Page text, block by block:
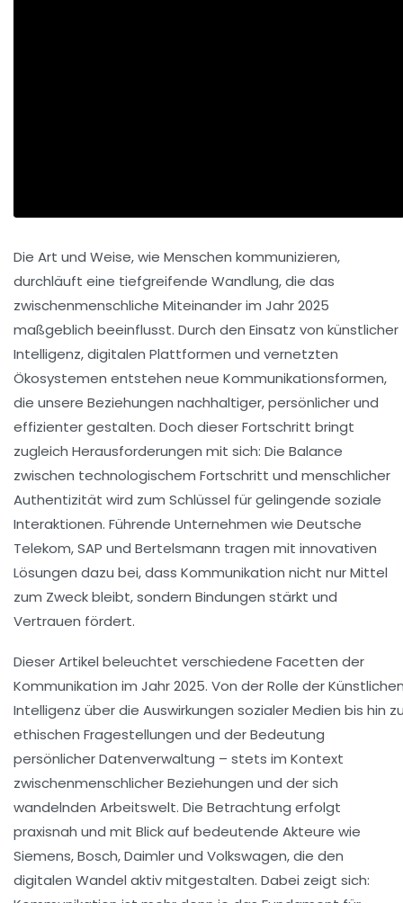
Die Art und Weise, wie Menschen kommunizieren,
durchläuft eine tiefgreifende Wandlung, die das
zwischenmenschliche Miteinander im Jahr 2025
maßgeblich beeinflusst. Durch den Einsatz von künstlicher
Intelligenz, digitalen Plattformen und vernetzten
Ökosystemen entstehen neue Kommunikationsformen,
die unsere Beziehungen nachhaltiger, persönlicher und
effizienter gestalten. Doch dieser Fortschritt bringt
zugleich Herausforderungen mit sich: Die Balance
zwischen technologischem Fortschritt und menschlicher
Authentizität wird zum Schlüssel für gelingende soziale
Interaktionen. Führende Unternehmen wie Deutsche
Telekom,SAP und Bertelsmann tragen mit innovativen
Lösungen dazu bei, dass Kommunikation nicht nur Mittel
zum Zweck bleibt, sondern Bindungen stärkt und
Vertrauen fördert.
Dieser Artikel beleuchtet verschiedene Facetten der
Kommunikation im Jahr 2025. Von der Rolle der
Intelligenz über die Auswirkungen sozialer Medien bis hin
ethischen Fragestellungen und der Bedeutung
persönlicher Datenverwaltung – stets im Kontext
zwischenmenschlicher Beziehungen und der sich
wandelnden Arbeitswelt. Die Betrachtung erfolgt
praxisnah und mit Blick auf bedeutende Akteure wie
Siemens,Bosch,Daimlerund Volkswagen, die den
digitalen Wandel aktiv mitgestalten. Dabei zeigt sich: